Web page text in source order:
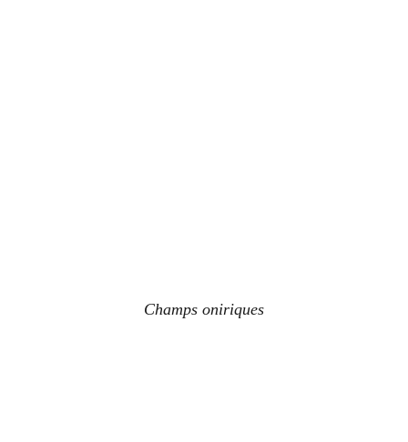
Champs oniriques